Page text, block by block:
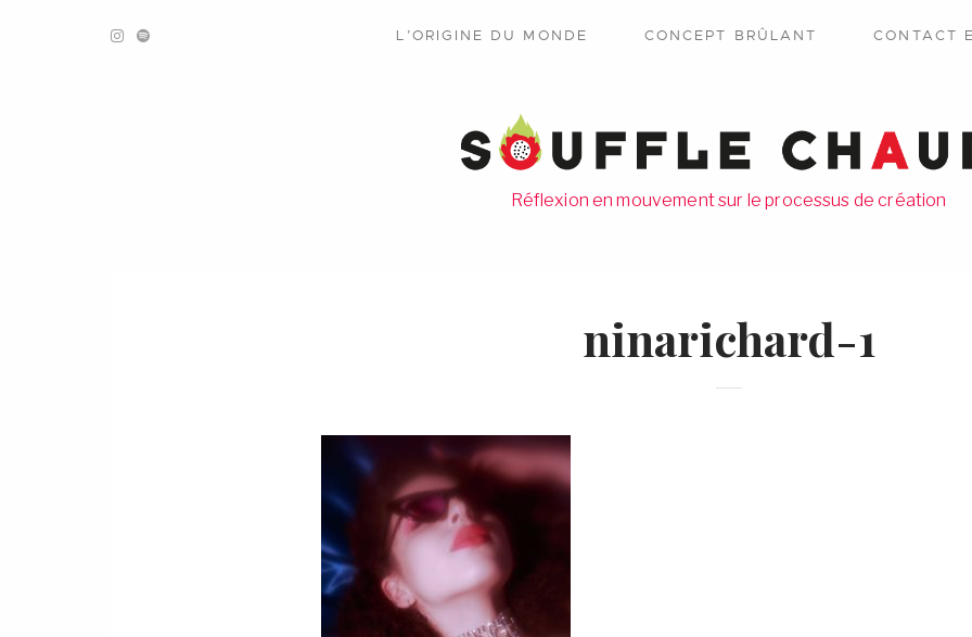
L’ORIGINE DU MONDE CONCEPT BRÛLANT CONTACT
Réflexion en mouvement sur le processus de création
ninarichard-1